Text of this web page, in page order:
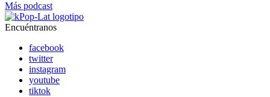
Más podcast
Encuéntranos
facebook
twitter
instagram
youtube
tiktok